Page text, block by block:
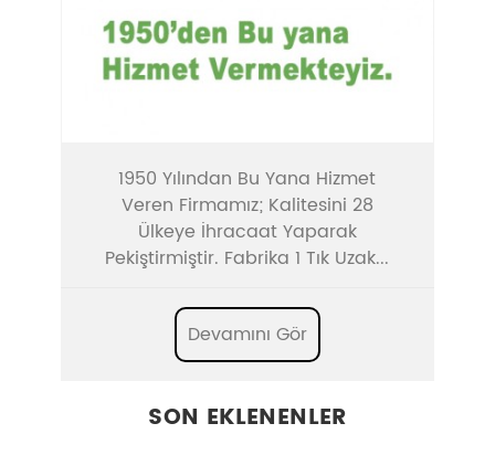
1950 Yılından Bu Yana Hizmet
Veren Firmamız; Kalitesini 28
Ülkeye İhracaat Yaparak
Pekiştirmiştir. Fabrika 1 Tık Uzak...
Devamını Gör
SON EKLENENLER